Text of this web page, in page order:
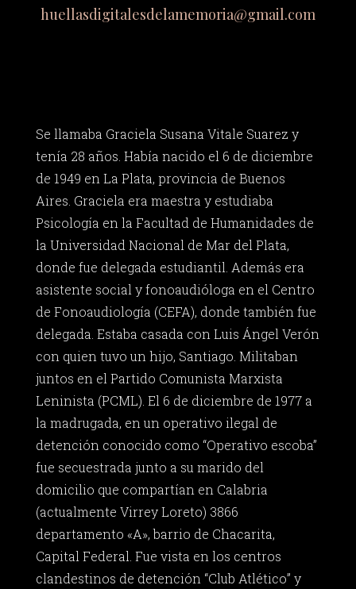
huellasdigitalesdelamemoria@gmail.com
Se llamaba Graciela Susana Vitale Suarez y
tenía 28 años. Había nacido el 6 de diciembre
de 1949 en La Plata, provincia de Buenos
Aires. Graciela era maestra y estudiaba
Psicología en la Facultad de Humanidades de
la Universidad Nacional de Mar del Plata,
donde fue delegada estudiantil. Además era
asistente social y fonoaudióloga en el Centro
de Fonoaudiología (CEFA), donde también fue
delegada. Estaba casada con Luis Ángel Verón
con quien tuvo un hijo, Santiago. Militaban
juntos en el Partido Comunista Marxista
Leninista (PCML). El 6 de diciembre de 1977 a
la madrugada, en un operativo ilegal de
detención conocido como “Operativo escoba”
fue secuestrada junto a su marido del
domicilio que compartían en Calabria
(actualmente Virrey Loreto) 3866
departamento «A», barrio de Chacarita,
Capital Federal. Fue vista en los centros
clandestinos de detención “Club Atlético” y